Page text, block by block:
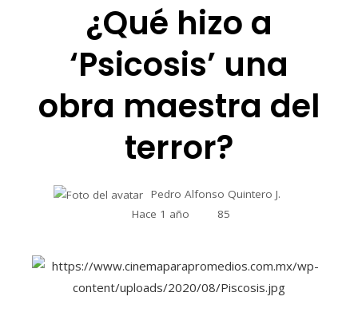
¿Qué hizo a
‘Psicosis’ una
obra maestra del
terror?
Pedro Alfonso Quintero J.
Hace 1 año
85